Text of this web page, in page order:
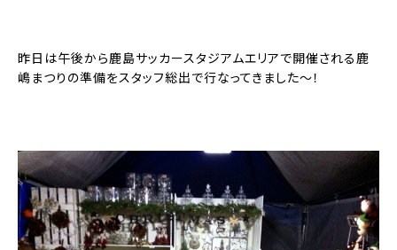
昨日は午後から鹿島サッカースタジアムエリアで開催される鹿
嶋まつりの準備をスタッフ総出で行なってきました〜！